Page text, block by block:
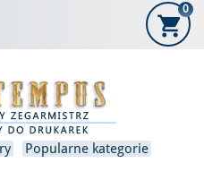
shopping_cart
0
Popularne kategorie
×
produkty na swojej